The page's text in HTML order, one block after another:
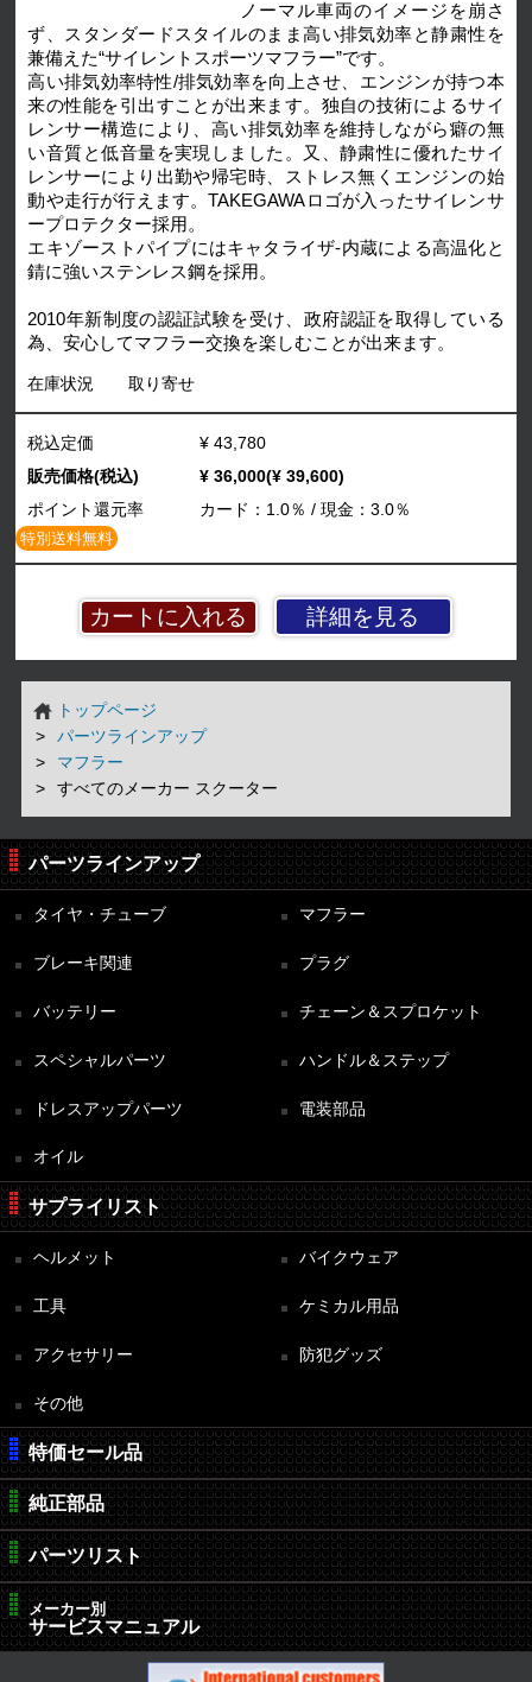
ノーマル車両のイメージを崩さ
ず、スタンダードスタイルのまま高い排気効率と静粛性を
兼備えた“サイレントスポーツマフラー”です。
高い排気効率特性/排気効率を向上させ、エンジンが持つ本
来の性能を引出すことが出来ます。独自の技術によるサイ
レンサー構造により、高い排気効率を維持しながら癖の無
い音質と低音量を実現しました。又、静粛性に優れたサイ
レンサーにより出勤や帰宅時、ストレス無くエンジンの始
動や走行が行えます。TAKEGAWAロゴが入ったサイレンサ
ープロテクター採用。
エキゾーストパイプにはキャタライザ-内蔵による高温化と
錆に強いステンレス鋼を採用。
2010年新制度の認証試験を受け、政府認証を取得している
為、安心してマフラー交換を楽しむことが出来ます。
在庫状況 取り寄せ
詳細を見る
税込定価
¥ 43,780
販売価格(税込)
¥ 36,000(¥ 39,600)
ポイント還元率
カード：1.0％ / 現金：3.0％
特別送料無料
トップページ
パーツラインアップ
マフラー
すべてのメーカー スクーター
パーツラインアップ
タイヤ・チューブ マフラー
ブレーキ関連 プラグ
バッテリー チェーン＆スプロケット
スペシャルパーツ ハンドル＆ステップ
ドレスアップパーツ 電装部品
オイル
サプライリスト
ヘルメット バイクウェア
工具 ケミカル用品
アクセサリー 防犯グッズ
その他
特価セール品
純正部品
パーツリスト
メーカー別
サービスマニュアル